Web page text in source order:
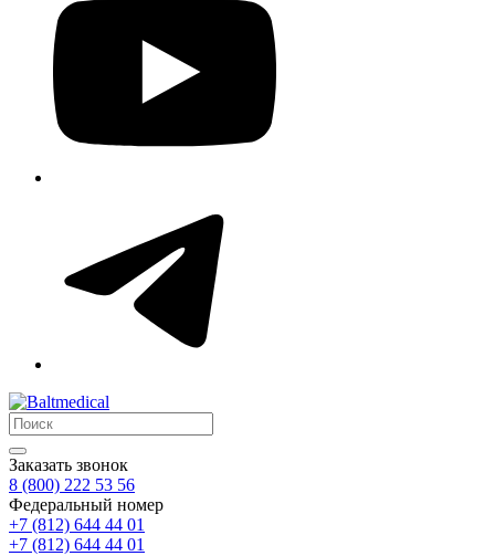
Заказать звонок
8 (800) 222 53 56
Федеральный номер
+7 (812) 644 44 01
+7 (812) 644 44 01